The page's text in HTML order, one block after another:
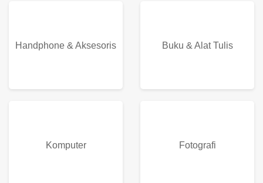
Handphone & Aksesoris Buku & Alat Tulis
Komputer Fotografi